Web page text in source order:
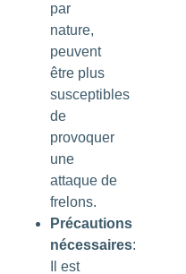
par
nature,
peuvent
être plus
susceptibles
de
provoquer
une
attaque de
frelons.
Précautions
nécessaires:
Il est